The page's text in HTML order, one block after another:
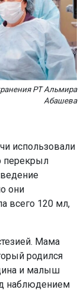
РТ Альмира
Абашева
использовали
перекрыл
они
всего 120 мл,
Мама
родился
и малыш
наблюдением